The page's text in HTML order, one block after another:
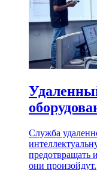
Служба
предотвращать
они произойдут.